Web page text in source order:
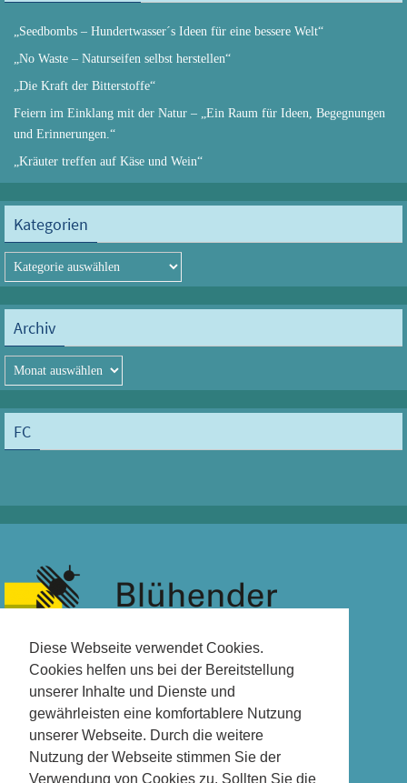
Diese Webseite verwendet Cookies.
Cookies helfen uns bei der Bereitstellung
unserer Inhalte und Dienste und
gewährleisten eine komfortablere Nutzung
unserer Webseite. Durch die weitere
Nutzung der Webseite stimmen Sie der
Verwendung von Cookies zu. Sollten Sie die
„Seedbombs – Hundertwasser´s Ideen für eine bessere Welt“
„No Waste – Naturseifen selbst herstellen“
„Die Kraft der Bitterstoffe“
Feiern im Einklang mit der Natur – „Ein Raum für Ideen, Begegnungen
und Erinnerungen.“
„Kräuter treffen auf Käse und Wein“
Kategorien
Kategorien
Archiv
Archiv
FC